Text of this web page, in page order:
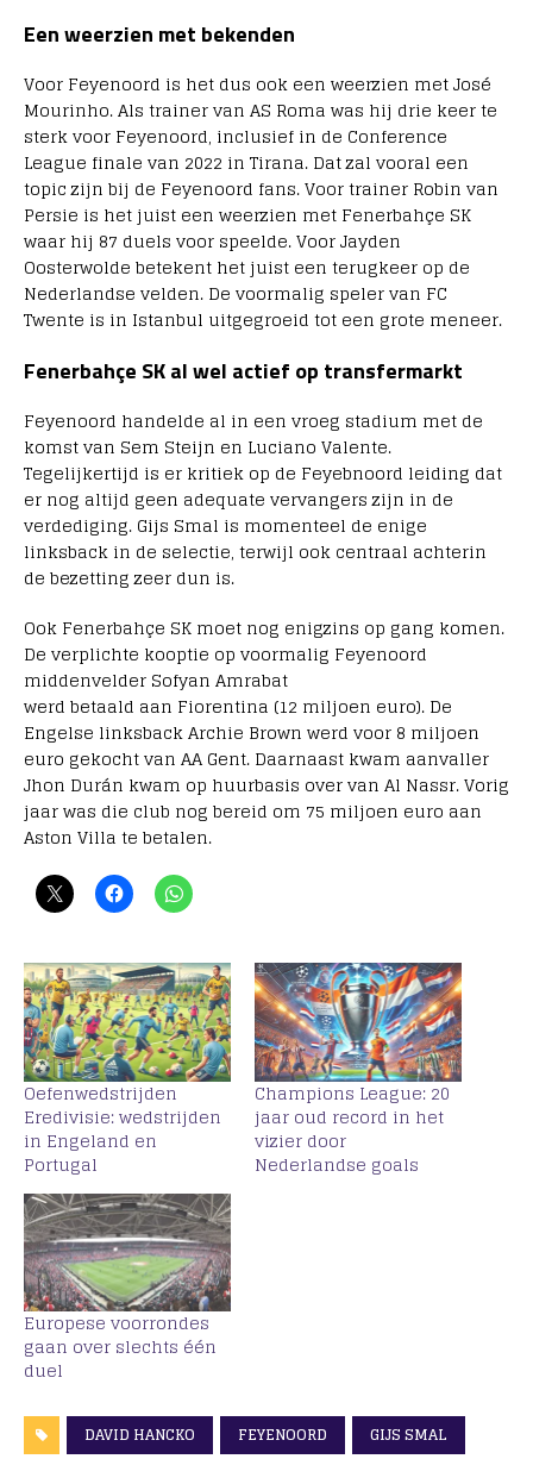
Een weerzien met bekenden
Voor Feyenoord is het dus ook een weerzien met José
Mourinho. Als trainer van AS Roma was hij drie keer te
sterk voor Feyenoord, inclusief in de Conference
League finale van 2022 in Tirana. Dat zal vooral een
topic zijn bij de Feyenoord fans. Voor trainer Robin van
Persie is het juist een weerzien met Fenerbahçe SK
waar hij 87 duels voor speelde. Voor Jayden
Oosterwolde betekent het juist een terugkeer op de
Nederlandse velden. De voormalig speler van FC
Twente is in Istanbul uitgegroeid tot een grote meneer.
Fenerbahçe SK al wel actief op transfermarkt
Feyenoord handelde al in een vroeg stadium met de
komst van Sem Steijn en Luciano Valente.
Tegelijkertijd is er kritiek op de Feyebnoord leiding dat
er nog altijd geen adequate vervangers zijn in de
verdediging. Gijs Smal is momenteel de enige
linksback in de selectie, terwijl ook centraal achterin
de bezetting zeer dun is.
Ook Fenerbahçe SK moet nog enigzins op gang komen.
De verplichte kooptie op voormalig Feyenoord
middenvelder Sofyan Amrabat
werd betaald aan Fiorentina (12 miljoen euro). De
Engelse linksback Archie Brown werd voor 8 miljoen
euro gekocht van AA Gent. Daarnaast kwam aanvaller
Jhon Durán kwam op huurbasis over van Al Nassr. Vorig
jaar was die club nog bereid om 75 miljoen euro aan
Aston Villa te betalen.
Oefenwedstrijden
Eredivisie: wedstrijden
in Engeland en
Portugal
Champions League: 20
jaar oud record in het
vizier door
Nederlandse goals
Europese voorrondes
gaan over slechts één
duel
DAVID HANCKO FEYENOORD GIJS SMAL